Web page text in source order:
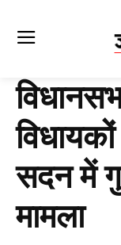
सदन में
मामला